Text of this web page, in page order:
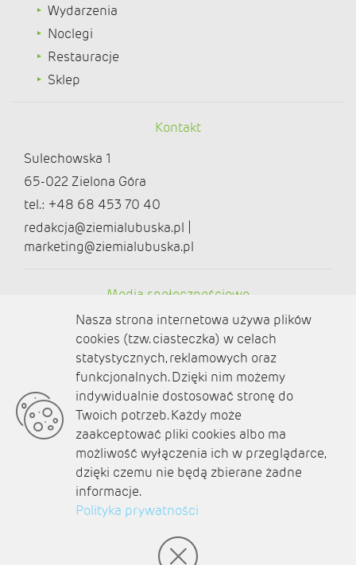
Wydarzenia
Noclegi
Restauracje
Sklep
Kontakt
Sulechowska 1
65-022 Zielona Góra
tel.: +48 68 453 70 40
redakcja@ziemialubuska.pl |
marketing@ziemialubuska.pl
Media społecznościowe
O nas
Kontakt
Polityka prywatności
Aktualności
Zaplanuj podróż
© amb software 2004-2021
Nasza strona internetowa używa plików
cookies (tzw. ciasteczka) w celach
statystycznych, reklamowych oraz
funkcjonalnych. Dzięki nim możemy
indywidualnie dostosować stronę do
Twoich potrzeb. Każdy może
zaakceptować pliki cookies albo ma
możliwość wyłączenia ich w przeglądarce,
dzięki czemu nie będą zbierane żadne
informacje.
Polityka prywatności